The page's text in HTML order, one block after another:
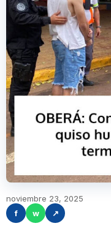
noviembre 23, 2025
f
w ↗